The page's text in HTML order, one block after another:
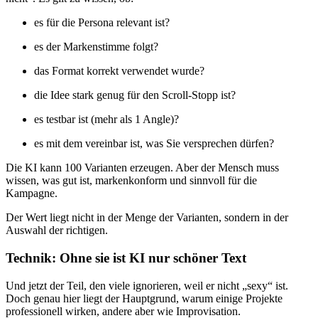
es für die Persona relevant ist?
es der Markenstimme folgt?
das Format korrekt verwendet wurde?
die Idee stark genug für den Scroll‑Stopp ist?
es testbar ist (mehr als 1 Angle)?
es mit dem vereinbar ist, was Sie versprechen dürfen?
Die KI kann 100 Varianten erzeugen. Aber der Mensch muss
wissen, was gut ist, markenkonform und sinnvoll für die
Kampagne.
Der Wert liegt nicht in der Menge der Varianten, sondern in der
Auswahl der richtigen.
Technik: Ohne sie ist KI nur schöner Text
Und jetzt der Teil, den viele ignorieren, weil er nicht „sexy“ ist.
Doch genau hier liegt der Hauptgrund, warum einige Projekte
professionell wirken, andere aber wie Improvisation.